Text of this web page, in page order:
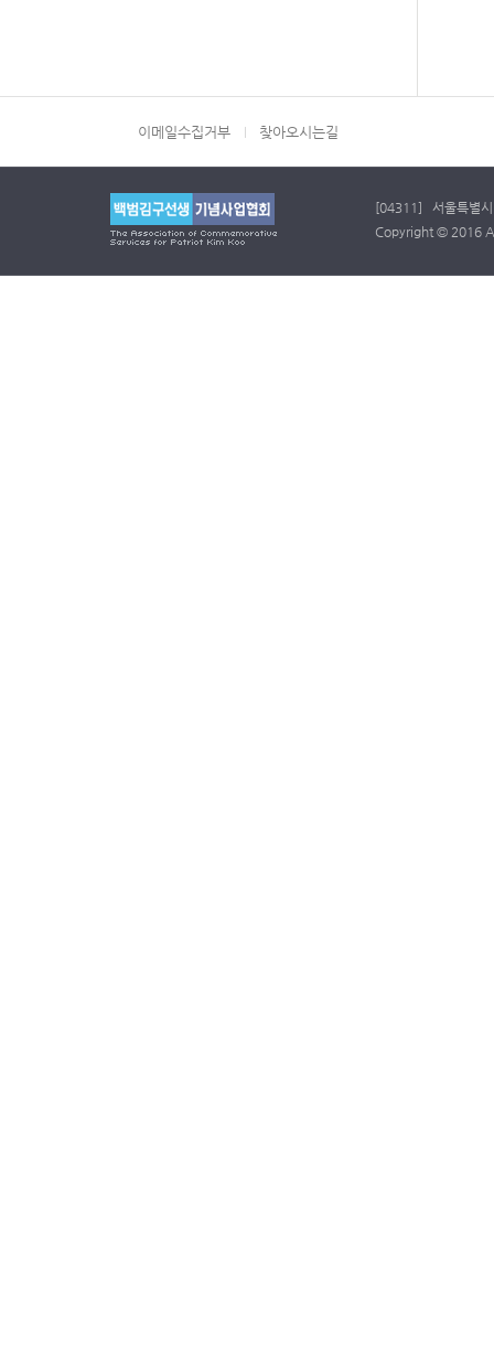
이메일수집거부 찾아오시는길
[04311] 서울특별
Copyright © 2016